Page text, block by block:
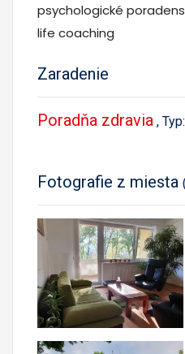
psychologické
life coaching
Zaradenie
Poradňa zdravia , Typ:
Fotografie z miesta